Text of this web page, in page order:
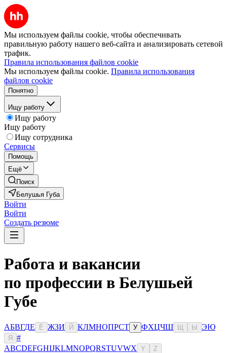
Мы используем файлы cookie, чтобы обеспечивать
правильную работу нашего веб-сайта и анализировать сетевой
трафик.
Правила использования файлов cookie
Мы используем файлы cookie. Правила использования
файлов cookie
Понятно
Ищу работу
Ищу работу
Ищу работу
Ищу сотрудника
Сервисы
Помощь
Ещё
Поиск
Белушья Губа
Войти
Войти
Создать резюме
Работа и вакансии
по профессии в Белушьей
Губе
АБВГДЕ Ё ЖЗИ Й КЛМНОПРСТ У ФХЦЧШ Ы ЭЮ
Я
#
ABCDEFGHIJKLMNOPQRSTUVWX Y Z